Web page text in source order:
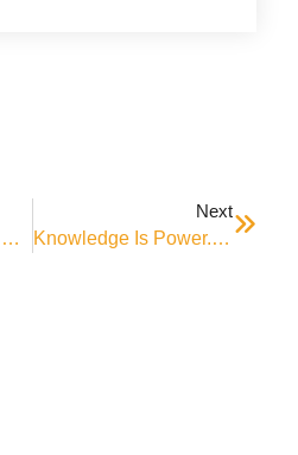
Start Every Meeting With A Handshake.
Next
Knowledge Is Power. Read Books To Get Smart.